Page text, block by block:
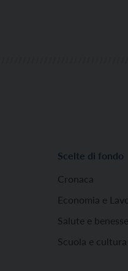
Scelte di fondo
Cronaca
Economia e
Salute e
Scuola e cultura